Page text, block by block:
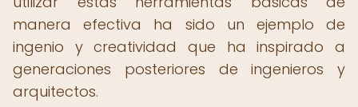
manera efectiva ha sido un ejemplo de
ingenio y creatividad que ha inspirado a
generaciones posteriores de ingenieros y
arquitectos.